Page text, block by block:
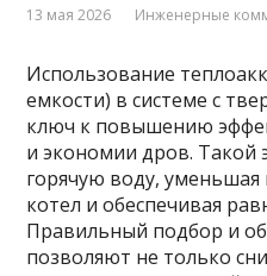
13 мая 2026 Инженерные
Использование
емкости) в системе с
ключ к повышению
и экономии дров. Такой
горячую воду, уменьшая
котел и обеспечивая
Правильный подбор и
позволяют не только